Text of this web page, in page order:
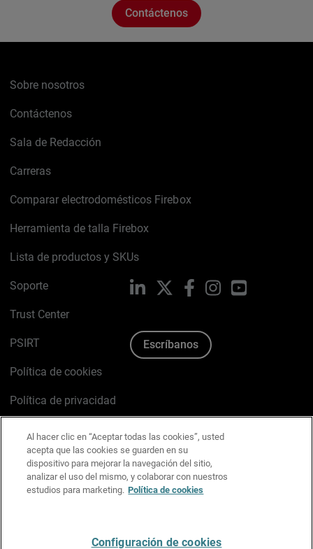
Contáctenos
Sobre nosotros
Contáctenos
Sala de Redacción
Carreras
Comparar electrodomésticos Firebox
Herramienta de talla Firebox
Lista de productos y SKUs
Soporte
Trust Center
PSIRT
Política de cookies
Política de privacidad
Preferencias de correo
LinkedIn FacebookInstagramYouTube
Escríbanos
Al hacer clic en “Aceptar todas las cookies”, usted
acepta que las cookies se guarden en su
dispositivo para mejorar la navegación del sitio,
analizar el uso del mismo, y colaborar con nuestros
estudios para marketing. Política de cookies
Configuración de cookies